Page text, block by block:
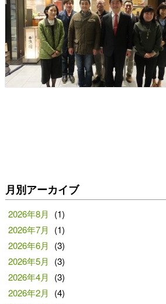
月別アーカイブ
2026年8月
(1)
2026年7月
(1)
2026年6月
(3)
2026年5月
(3)
2026年4月
(3)
2026年2月
(4)